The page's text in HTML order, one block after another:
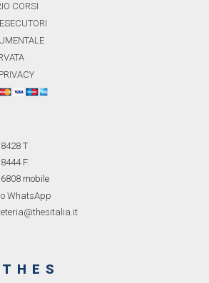
CORSI
T
F.
mobile
WhatsApp
THES